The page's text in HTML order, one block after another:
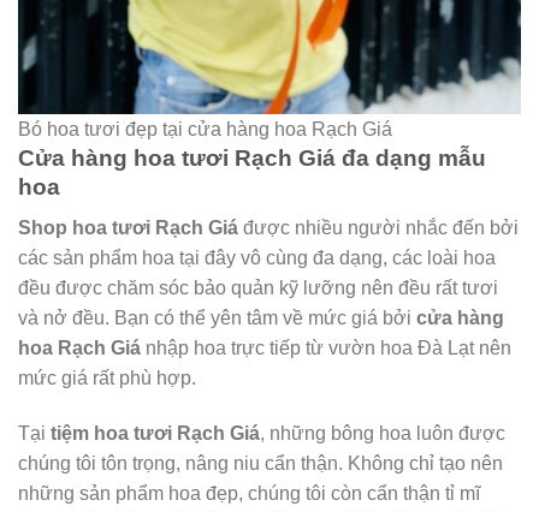
Bó hoa tươi đẹp tại cửa hàng hoa Rạch Giá
Cửa hàng hoa tươi Rạch Giá đa dạng mẫu
hoa
Shop hoa tươi Rạch Giá được nhiều người nhắc đến bởi
các sản phẩm hoa tại đây vô cùng đa dạng, các loài hoa
đều được chăm sóc bảo quản kỹ lưỡng nên đều rất tươi
và nở đều. Bạn có thể yên tâm về mức giá bởi cửa hàng
hoa Rạch Giá nhập hoa trực tiếp từ vườn hoa Đà Lạt nên
mức giá rất phù hợp.
Tại tiệm hoa tươi Rạch Giá, những bông hoa luôn được
chúng tôi tôn trọng, nâng niu cẩn thận. Không chỉ tạo nên
những sản phẩm hoa đẹp, chúng tôi còn cẩn thận tỉ mĩ